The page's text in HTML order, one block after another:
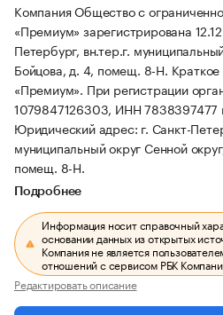
Компания Общество с
«Премиум» зарегистрирована
Петербург, вн.тер.г.
Бойцова, д. 4, помещ. 8-Н.
«Премиум». При регистрации
1079847126303, ИНН
Юридический адрес: г. Санкт-
муниципальный округ Сенной
помещ. 8-Н.
Подробнее
Информация носит справочный
основании данных из открытых
Компания не является
отношений с сервисом РБК
Редактировать описание